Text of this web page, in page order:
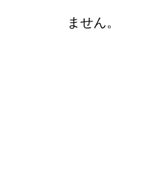
ません。